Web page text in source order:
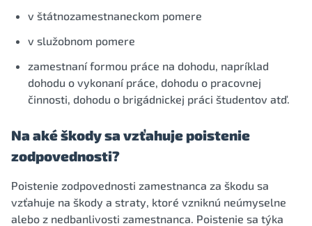
v štátnozamestnaneckom pomere
v služobnom pomere
zamestnaní formou práce na dohodu, napríklad
dohodu o vykonaní práce, dohodu o pracovnej
činnosti, dohodu o brigádnickej práci študentov atď.
Na aké škody sa vzťahuje poistenie
zodpovednosti?
Poistenie zodpovednosti zamestnanca za škodu sa
vzťahuje na škody a straty, ktoré vzniknú neúmyselne
alebo z nedbanlivosti zamestnanca. Poistenie sa týka